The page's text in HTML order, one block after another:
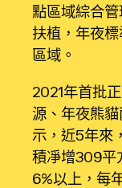
點區域綜合
扶植，年夜
區域。
2021年首批
源、年夜熊
示，近5年來
積凈增309平
6%以上，每